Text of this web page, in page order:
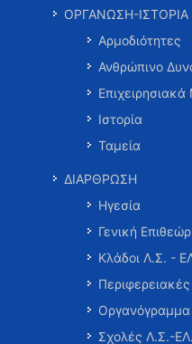
ΟΡΓΑΝΩΣΗ-ΙΣΤΟΡΙΑ
Αρμοδιότητες
Ανθρώπινο
Ιστορία
Ταμεία
ΔΙΑΡΘΡΩΣΗ
Ηγεσία
Γενική
Κλάδοι Λ.Σ. -
Σχολές Λ.Σ.-